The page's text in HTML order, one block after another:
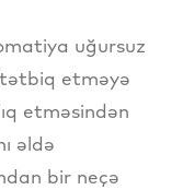
uğursuz
etməyə
etməsindən
əldə
bir neçə